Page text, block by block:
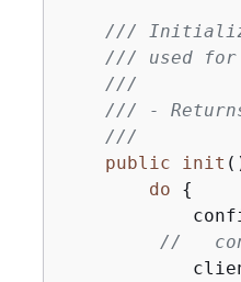
/// Initialize
/// used for
///
/// -
///
public
init
do
{
//